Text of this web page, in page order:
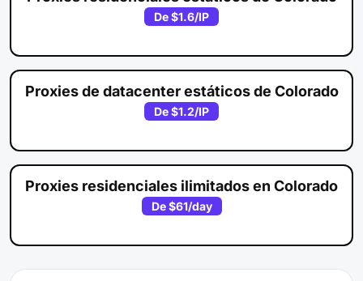
De$1.6/IP
Proxies de datacenter estáticos de Colorado
De$1.2/IP
Proxies residenciales ilimitados en Colorado
De$61/day